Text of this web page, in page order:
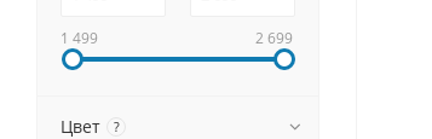
1 499 2 699
Цвет ?